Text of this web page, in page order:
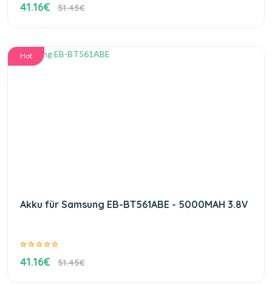
41.16€ 51.45€
Hot
Akku für Samsung EB-BT561ABE - 5000MAH 3.8V
41.16€ 51.45€